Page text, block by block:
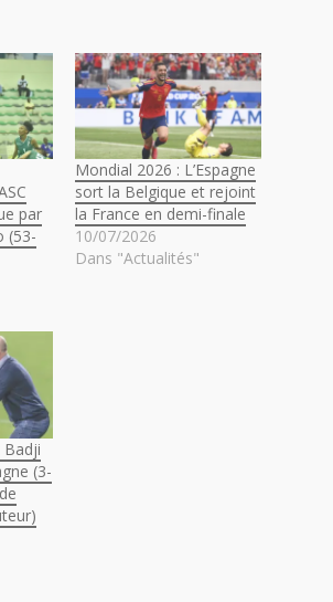
par
(53-
Mondial 2026 : L’Espagne
sort la Belgique et rejoint
la France en demi-finale
10/07/2026
Dans "Actualités"
Badji
(3-